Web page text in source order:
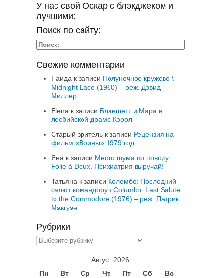
У нас свой Оскар с блэкджеком и
лучшими:
Поиск по сайту:
Свежие комментарии
Наида к записи Полуночное кружево \
Midnight Lace (1960) – реж. Дэвид
Миллер
Elena к записи Бланшетт и Мара в
лесбийской драме Кэрол
Старый зритель к записи Рецензия на
фильм «Воины» 1979 год.
Яна к записи Много шума по поводу
Folie à Deux. Психиатрия выручай!
Татьяна к записи Коломбо: Последний
салют командору \ Columbo: Last Salute
to the Commodore (1976) – реж. Патрик
Макгуэн
Рубрики
Рубрики
Август 2026
Пн
Вт Ср Чт Пт Сб Вс